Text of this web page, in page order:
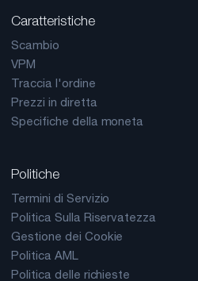
Caratteristiche
Scambio
VPM
Traccia l'ordine
Prezzi in diretta
Specifiche della moneta
Politiche
Termini di Servizio
Politica Sulla Riservatezza
Gestione dei Cookie
Politica AML
Politica delle richieste